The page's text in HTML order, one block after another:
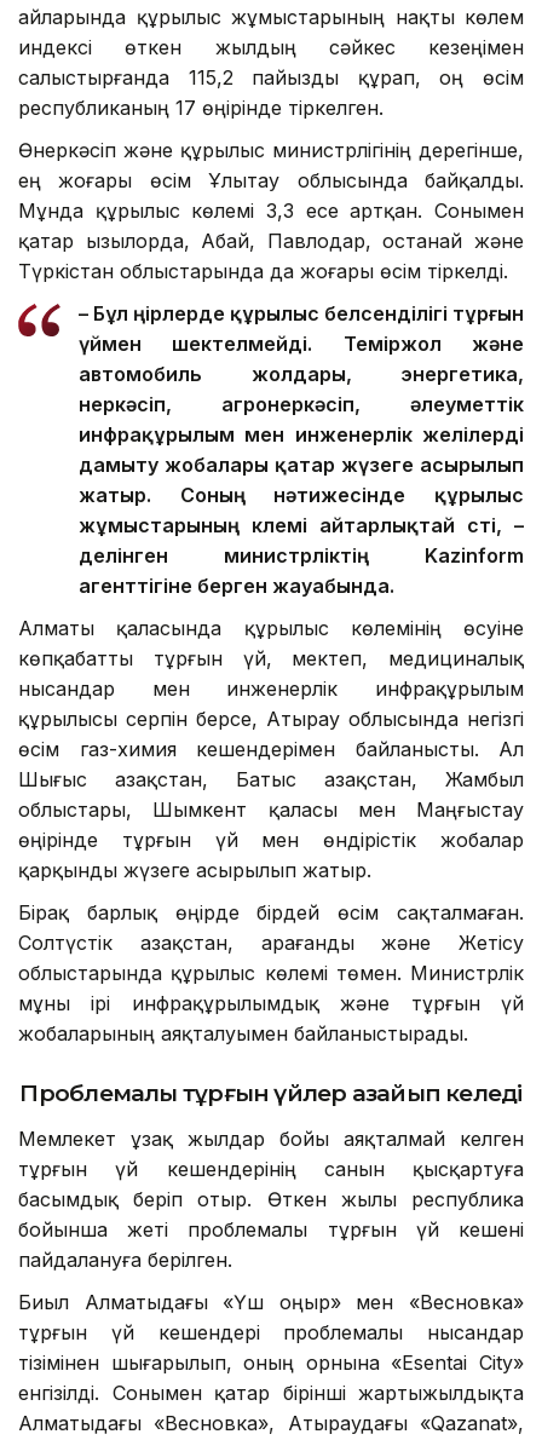
айларында құрылыс жұмыстарының нақты көлем
индексі өткен жылдың сәйкес кезеңімен
салыстырғанда 115,2 пайызды құрап, оң өсім
республиканың 17 өңірінде тіркелген.
Өнеркәсіп және құрылыс министрлігінің дерегінше,
ең жоғары өсім Ұлытау облысында байқалды.
Мұнда құрылыс көлемі 3,3 есе артқан. Сонымен
қатар Қызылорда, Абай, Павлодар, Қостанай және
Түркістан облыстарында да жоғары өсім тіркелді.
– Бұл өңірлерде құрылыс белсенділігі тұрғын
үймен шектелмейді. Теміржол және
автомобиль жолдары, энергетика,
өнеркәсіп, агроөнеркәсіп, әлеуметтік
инфрақұрылым мен инженерлік желілерді
дамыту жобалары қатар жүзеге асырылып
жатыр. Соның нәтижесінде құрылыс
жұмыстарының көлемі айтарлықтай өсті, –
делінген министрліктің Kazinform
агенттігіне берген жауабында.
Алматы қаласында құрылыс көлемінің өсуіне
көпқабатты тұрғын үй, мектеп, медициналық
нысандар мен инженерлік инфрақұрылым
құрылысы серпін берсе, Атырау облысында негізгі
өсім газ-химия кешендерімен байланысты. Ал
Шығыс Қазақстан, Батыс Қазақстан, Жамбыл
облыстары, Шымкент қаласы мен Маңғыстау
өңірінде тұрғын үй мен өндірістік жобалар
қарқынды жүзеге асырылып жатыр.
Бірақ барлық өңірде бірдей өсім сақталмаған.
Солтүстік Қазақстан, Қарағанды және Жетісу
облыстарында құрылыс көлемі төмен. Министрлік
мұны ірі инфрақұрылымдық және тұрғын үй
жобаларының аяқталуымен байланыстырады.
Проблемалы тұрғын үйлер азайып келеді
Мемлекет ұзақ жылдар бойы аяқталмай келген
тұрғын үй кешендерінің санын қысқартуға
басымдық беріп отыр. Өткен жылы республика
бойынша жеті проблемалы тұрғын үй кешені
пайдалануға берілген.
Биыл Алматыдағы «Үш Қоңыр» мен «Весновка»
тұрғын үй кешендері проблемалы нысандар
тізімінен шығарылып, оның орнына «Esentai City»
енгізілді. Сонымен қатар бірінші жартыжылдықта
Алматыдағы «Весновка», Атыраудағы «Qazanat»,